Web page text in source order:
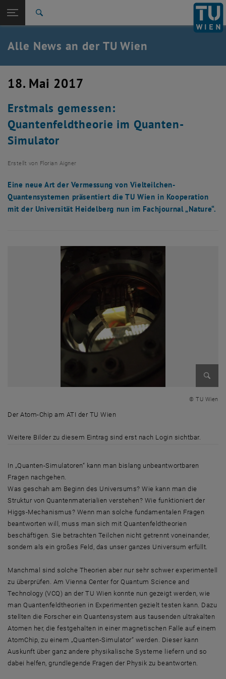
TU Login
Quicklinks
Quicklinks-Menü umschalten
Studium
Karriere
Zurück: Subseiten von TU Wien Startseite auflisten
Zurück zur letzten Ebene:
TU Wien Startseite
Übersicht
Alle News an der TU Wien
18. Mai 2017
Erstmals gemessen:
Quantenfeldtheorie im Quanten-
Simulator
Erstellt von Florian Aigner
Eine neue Art der Vermessung von Vielteilchen-
Quantensystemen präsentiert die TU Wien in Kooperation
mit der Universität Heidelberg nun im Fachjournal „Nature“.
© TU Wien
Der Atom-Chip am ATI der TU Wien
Weitere Bilder zu diesem Eintrag sind erst nach Login sichtbar.
In „Quanten-Simulatoren“ kann man bislang unbeantwortbaren
Fragen nachgehen.
Was geschah am Beginn des Universums? Wie kann man die
Struktur von Quantenmaterialien verstehen? Wie funktioniert der
Higgs-Mechanismus? Wenn man solche fundamentalen Fragen
beantworten will, muss man sich mit Quantenfeldtheorien
beschäftigen. Sie betrachten Teilchen nicht getrennt voneinander,
sondern als ein großes Feld, das unser ganzes Universum erfüllt.
Manchmal sind solche Theorien aber nur sehr schwer experimentell
zu überprüfen. Am Vienna Center for Quantum Science and
Technology (VCQ) an der TU Wien konnte nun gezeigt werden, wie
man Quantenfeldtheorien in Experimenten gezielt testen kann. Dazu
stellten die Forscher ein Quantensystem aus tausenden ultrakalten
Atomen her, die festgehalten in einer magnetischen Falle auf einem
AtomChip, zu einem „Quanten-Simulator“ werden. Dieser kann
Auskunft über ganz andere physikalische Systeme liefern und so
dabei helfen, grundlegende Fragen der Physik zu beantworten.